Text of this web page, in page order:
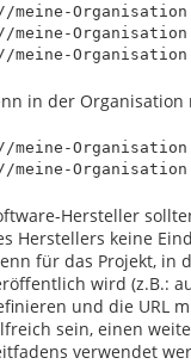
meine-
meine-
in der
meine-
Hersteller
Herstellers keine
für das Projekt, in
wird (z.B.:
und die URL
sein, einen
verwendet